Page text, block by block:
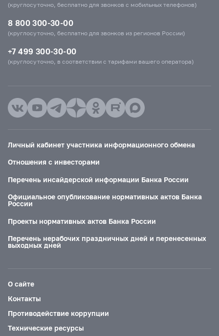
(круглосуточно, бесплатно для звонков с мобильных телефонов)
8 800 300-30-00
(круглосуточно, бесплатно для звонков из регионов России)
+7 499 300-30-00
(круглосуточно, в соответствии с тарифами вашего оператора)
Личный кабинет участника информационного обмена
Отношения с инвесторами
Перечень инсайдерской информации Банка России
Официальное опубликование нормативных актов Банка
России
Проекты нормативных актов Банка России
Перечень нерабочих праздничных дней и перенесенных
выходных дней
О сайте
Контакты
Противодействие коррупции
Технические ресурсы